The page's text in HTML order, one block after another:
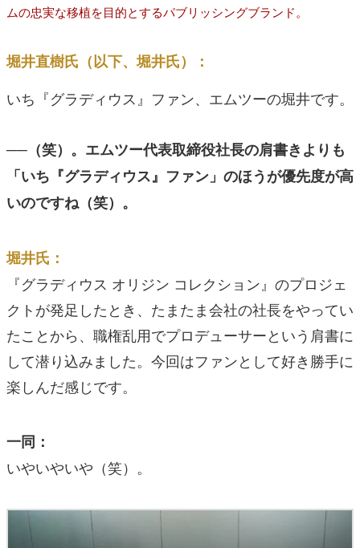
ムの忠実な移植を目的とするパブリッシングブランド。
堀井直樹氏（以下、堀井氏）：
いち『グラディウス』ファン、エムツーの堀井です。
──（笑）。エムツー代表取締役社長の肩書きよりも
「いち『グラディウス』ファン」のほうが優先度が高
いのですね（笑）。
堀井氏：
『グラディウス オリジン コレクション』のプロジェ
クトが発足したとき、たまたま会社の社長をやってい
たことから、職権乱用でプロデューサーという肩書に
して潜り込みました。今回はファンとして好き勝手に
楽しんだ感じです。
一同：
いやいやいや（笑）。